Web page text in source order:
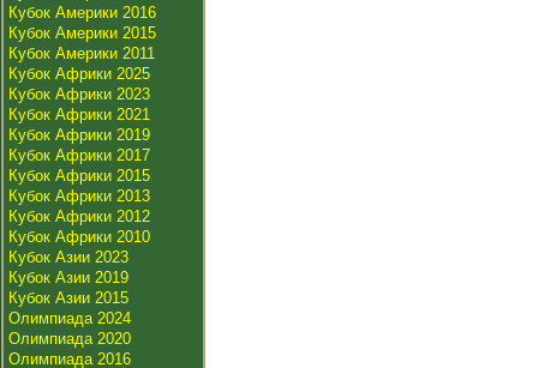
Кубок Америки 2016
Кубок Америки 2015
Кубок Америки 2011
Кубок Африки 2025
Кубок Африки 2023
Кубок Африки 2021
Кубок Африки 2019
Кубок Африки 2017
Кубок Африки 2015
Кубок Африки 2013
Кубок Африки 2012
Кубок Африки 2010
Кубок Азии 2023
Кубок Азии 2019
Кубок Азии 2015
Олимпиада 2024
Олимпиада 2020
Олимпиада 2016